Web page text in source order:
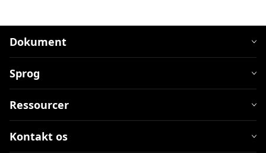
Dokument
Sprog
Ressourcer
Kontakt os